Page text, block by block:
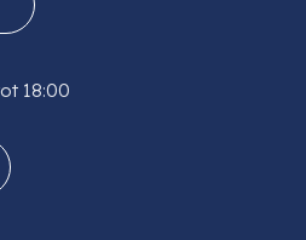
18:00